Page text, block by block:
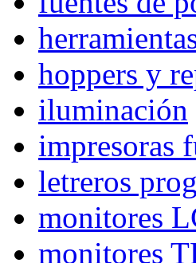
hoppers y
iluminación
impresoras
letreros
monitores
monitores